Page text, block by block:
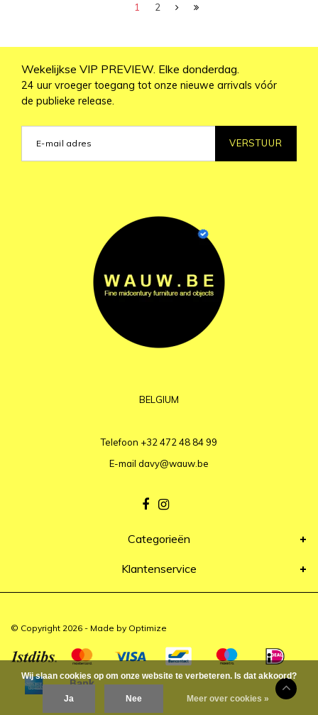
1 2
Wekelijkse VIP PREVIEW. Elke donderdag.
24 uur vroeger toegang tot onze nieuwe arrivals vóór
de publieke release.
VERSTUUR
BELGIUM
Telefoon +32 472 48 84 99
E-mail davy@wauw.be
Categorieën
Klantenservice
© Copyright 2026 - Made by Optimize
Wij slaan cookies op om onze website te verbeteren. Is dat akkoord?
Ja Nee Meer over cookies »